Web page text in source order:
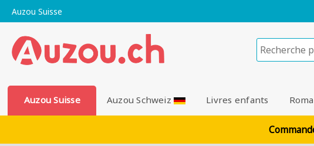
Auzou Suisse
Auzou Suisse Auzou Schweiz Livres enfants